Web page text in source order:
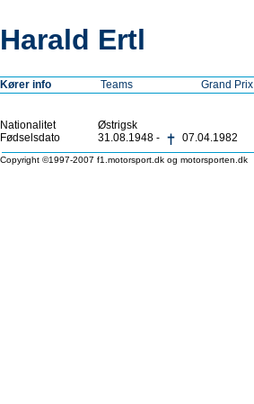
Harald Ertl
Kører info Teams Grand Prix
Nationalitet
Østrigsk
Fødselsdato
31.08.1948 - 07.04.1982
Copyright ©1997-2007 f1.motorsport.dk og motorsporten.dk